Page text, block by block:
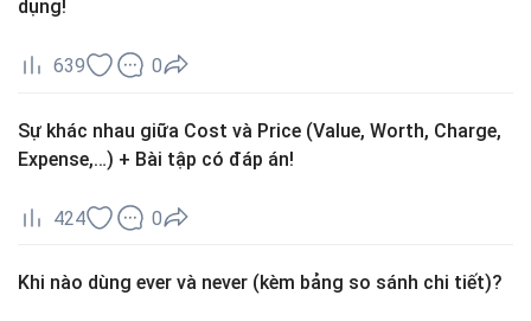
dụng!
639 0
Sự khác nhau giữa Cost và Price (Value, Worth, Charge,
Expense,…) + Bài tập có đáp án!
424 0
Khi nào dùng ever và never (kèm bảng so sánh chi tiết)?